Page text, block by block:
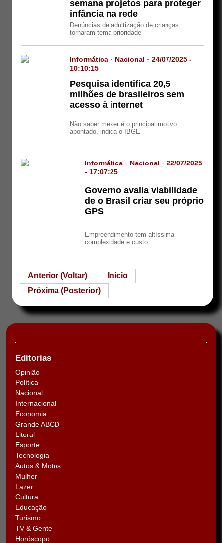
semana projetos para proteger
infância na rede
Denúncias de adultização de crianças
tornaram tema prioridade
Informática - Nacional -24/07/2025 -
10:10:15
Pesquisa identifica 20,5
milhões de brasileiros sem
acesso à internet
Não saber mexer é o principal motivo
apontado, indica o IBGE
Informática - Nacional -22/07/2025
- 17:07:25
Governo avalia viabilidade
de o Brasil criar seu próprio
GPS
Empreendimento tem altíssima
complexidade e custo
Anterior (Voltar)
Início
Próxima (Posterior)
Editorias
Opinião
Política
Nacional
Internacional
Economia
Grande ABCD
Litoral
Esporte
Tecnologia
Autos & Motos
Mulher
Lazer
Cultura
Educação
Turismo
TV & Gente
Horóscopo